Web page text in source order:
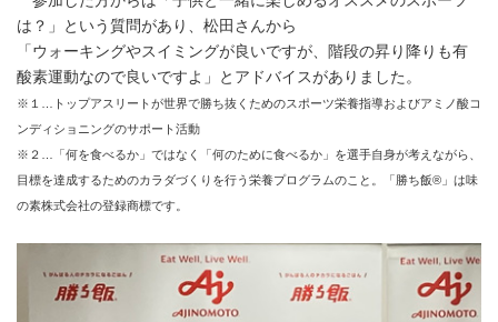
は？」という質問があり、松田さんから
「ウォーキングやスイミングが良いですが、階段の昇り降りも有
酸素運動なので良いですよ」とアドバイスがありました。
※１…トップアスリートが世界で勝ち抜くためのスポーツ栄養指導およびアミノ酸コ
ンディショニングのサポート活動
※２…「何を食べるか」ではなく「何のために食べるか」を選手自身が考えながら、
目標を達成するためのカラダづくりを行う栄養プログラムのこと。「勝ち飯®」は味
の素株式会社の登録商標です。